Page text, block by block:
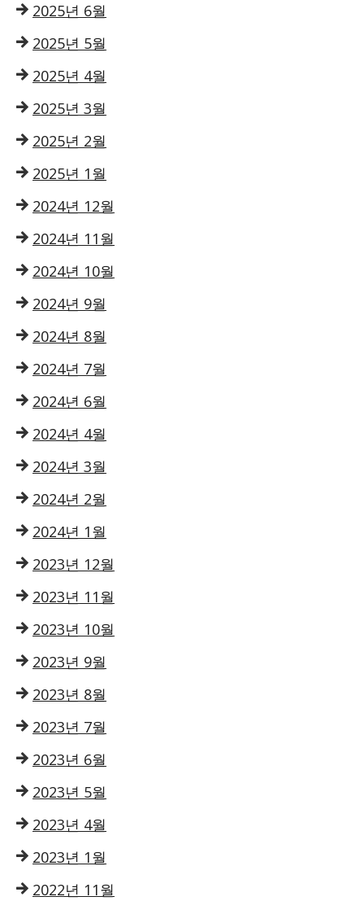
2025년 6월
2025년 5월
2025년 4월
2025년 3월
2025년 2월
2025년 1월
2024년 12월
2024년 11월
2024년 10월
2024년 9월
2024년 8월
2024년 7월
2024년 6월
2024년 4월
2024년 3월
2024년 2월
2024년 1월
2023년 12월
2023년 11월
2023년 10월
2023년 9월
2023년 8월
2023년 7월
2023년 6월
2023년 5월
2023년 4월
2023년 1월
2022년 11월